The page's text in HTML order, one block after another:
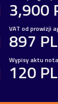
3,900
VAT od prowizji
897
Wypisy aktu
120